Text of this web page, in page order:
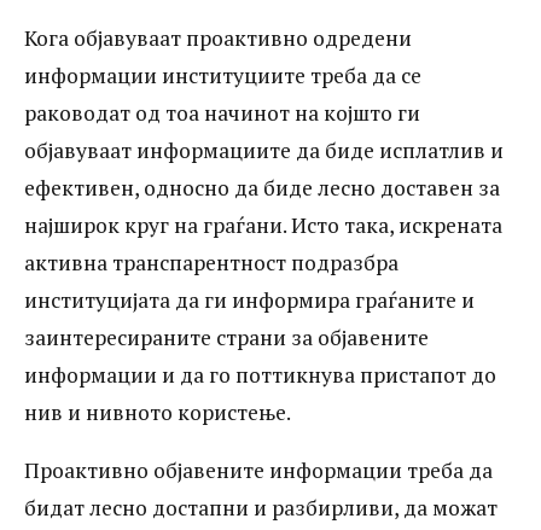
Кога објавуваат проактивно одредени
информации институциите треба да се
раководат од тоа начинот на којшто ги
објавуваат информациите да биде исплатлив и
ефективен, односно да биде лесно доставен за
најширок круг на граѓани. Исто така, искрената
активна транспарентност подразбра
институцијата да ги информира граѓаните и
заинтересираните страни за објавените
информации и да го поттикнува пристапот до
нив и нивното користење.
Проактивно објавените информации треба да
бидат лесно достапни и разбирливи, да можат